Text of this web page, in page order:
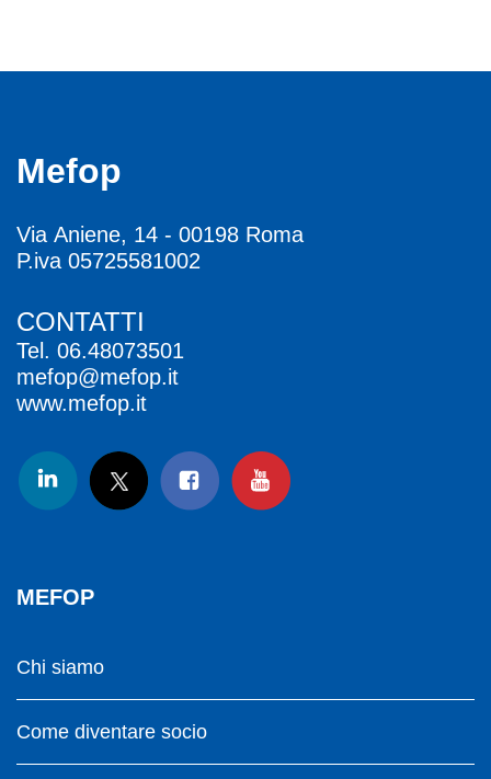
Mefop
Via Aniene, 14 - 00198 Roma
P.iva 05725581002
CONTATTI
Tel. 06.48073501
mefop@mefop.it
www.mefop.it
MEFOP
Chi siamo
Come diventare socio